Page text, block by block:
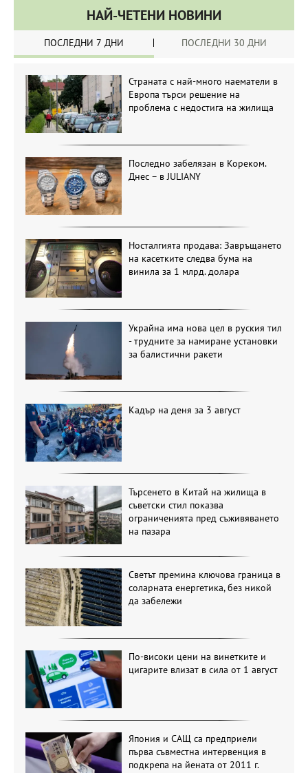
НАЙ-ЧЕТЕНИ НОВИНИ
ПОСЛЕДНИ 7 ДНИ ПОСЛЕДНИ 30 ДНИ
Страната с най-много наематели в
Европа търси решение на
проблема с недостига на жилища
Последно забелязан в Кореком.
Днес – в JULIANY
Носталгията продава: Завръщането
на касетките следва бума на
винила за 1 млрд. долара
Украйна има нова цел в руския тил
- трудните за намиране установки
за балистични ракети
Кадър на деня за 3 август
Търсенето в Китай на жилища в
съветски стил показва
ограниченията пред съживяването
на пазара
Светът премина ключова граница в
соларната енергетика, без никой
да забележи
По-високи цени на винетките и
цигарите влизат в сила от 1 август
Япония и САЩ са предприели
първа съвместна интервенция в
подкрепа на йената от 2011 г.